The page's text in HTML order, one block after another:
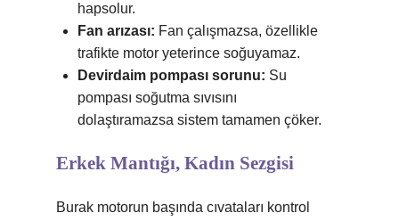
hapsolur.
Fan arızası: Fan çalışmazsa, özellikle
trafikte motor yeterince soğuyamaz.
Devirdaim pompası sorunu: Su
pompası soğutma sıvısını
dolaştıramazsa sistem tamamen çöker.
Erkek Mantığı, Kadın Sezgisi
Burak motorun başında cıvataları kontrol